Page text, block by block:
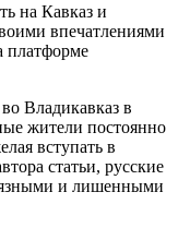
на Кавказ и
впечатлениями
платформе
Владикавказ в
жители постоянно
вступать в
статьи, русские
и лишенными